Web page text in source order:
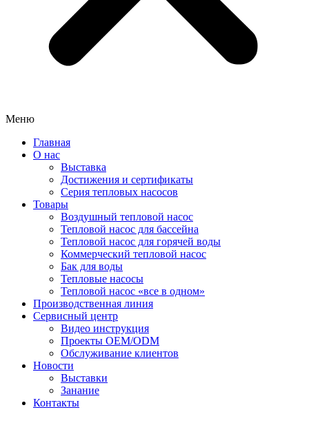
Меню
Главная
О нас
Выставка
Достижения и сертификаты
Серия тепловых насосов
Товары
Воздушный тепловой насос
Тепловой насос для бассейна
Тепловой насос для горячей воды
Коммерческий тепловой насос
Бак для воды
Тепловые насосы
Тепловой насос «все в одном»
Производственная линия
Сервисный центр
Видео инструкция
Проекты OEM/ODM
Обслуживание клиентов
Новости
Выставки
Занание
Контакты